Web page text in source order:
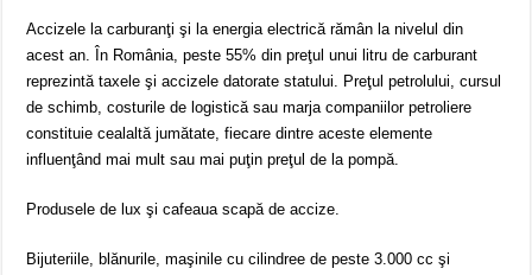
Accizele la carburanţi şi la energia electrică rămân la nivelul din
acest an. În România, peste 55% din preţul unui litru de carburant
reprezintă taxele şi accizele datorate statului. Preţul petrolului, cursul
de schimb, costurile de logistică sau marja companiilor petroliere
constituie cealaltă jumătate, fiecare dintre aceste elemente
influenţând mai mult sau mai puţin preţul de la pompă.
Produsele de lux şi cafeaua scapă de accize.
Bijuteriile, blănurile, maşinile cu cilindree de peste 3.000 cc şi